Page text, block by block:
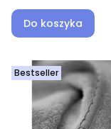
Do koszyka
Bestseller